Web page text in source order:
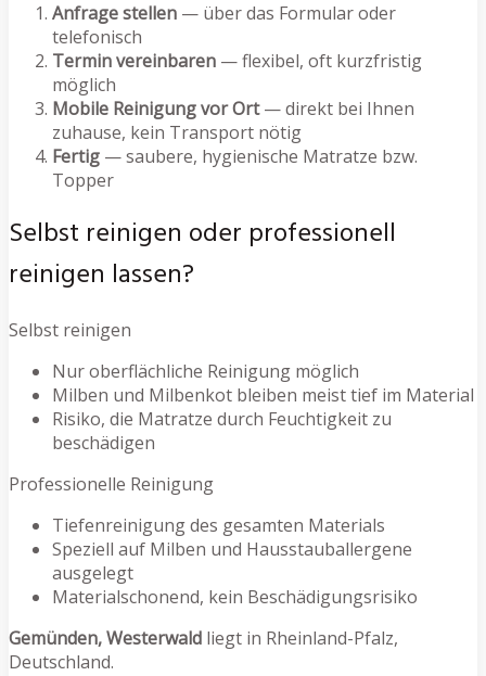
Anfrage stellen — über das Formular oder
telefonisch
Termin vereinbaren — flexibel, oft kurzfristig
möglich
Mobile Reinigung vor Ort— direkt bei Ihnen
zuhause, kein Transport nötig
Fertig — saubere, hygienische Matratze bzw.
Topper
Selbst reinigen oder professionell
reinigen lassen?
Selbst reinigen
Nur oberflächliche Reinigung möglich
Milben und Milbenkot bleiben meist tief im Material
Risiko, die Matratze durch Feuchtigkeit zu
beschädigen
Professionelle Reinigung
Tiefenreinigung des gesamten Materials
Speziell auf Milben und Hausstauballergene
ausgelegt
Materialschonend, kein Beschädigungsrisiko
Gemünden, Westerwald liegt in Rheinland-Pfalz,
Deutschland.